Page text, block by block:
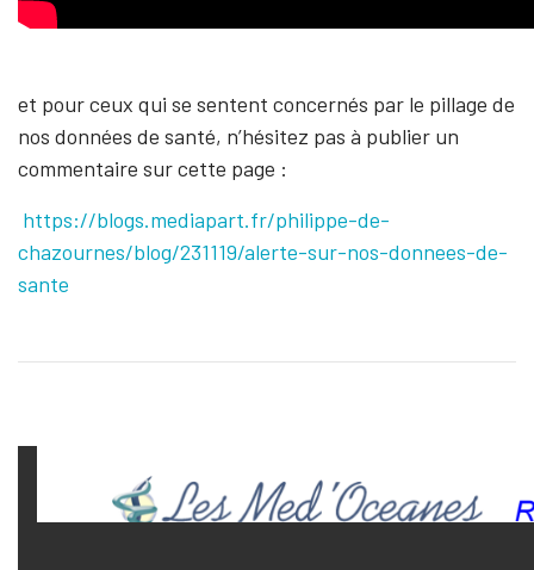
et pour ceux qui se sentent concernés par le pillage de
nos données de santé, n’hésitez pas à publier un
commentaire sur cette page :
https://blogs.mediapart.fr/philippe-de-
chazournes/blog/231119/alerte-sur-nos-donnees-de-
sante